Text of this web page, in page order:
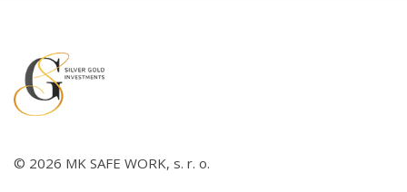
© 2026 MK SAFE WORK, s. r. o.